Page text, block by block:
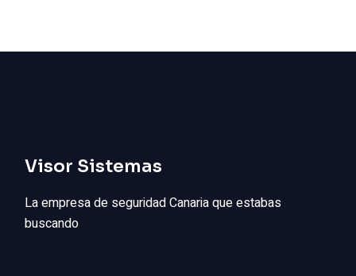
Visor Sistemas
La empresa de seguridad Canaria que estabas
buscando